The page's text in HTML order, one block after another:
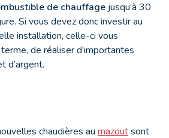
de chauffage jusqu’à 30
Si vous devez donc investir au
installation, celle-ci vous
de réaliser d’importantes
d’argent.
chaudières au mazoutsont